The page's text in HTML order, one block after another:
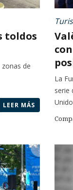
toldos
de
LEER MÁS
La
serie